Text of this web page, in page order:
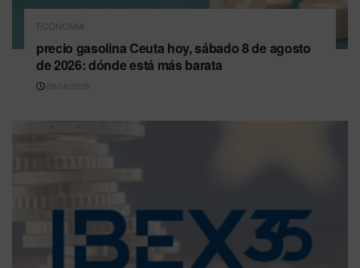
ECONOMÍA
precio gasolina Ceuta hoy, sábado 8 de agosto
de 2026: dónde está más barata
08/08/2026